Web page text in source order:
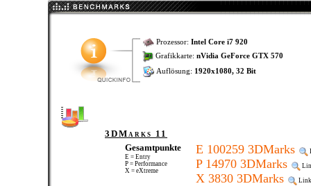
Prozessor: Intel Core i7 920
Grafikkarte: nVidia GeForce GTX 570
Auflösung: 1920x1080, 32 Bit
3DMarks 11
Gesamtpunkte
E = Entry
P = Performance
X = eXtreme
E 100259 3DMarks
P 14970 3DMarks
X 3830 3DMarks Link